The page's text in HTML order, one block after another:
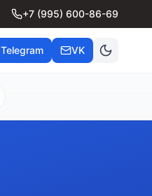
+7 (995) 600-86-69
Telegram VK